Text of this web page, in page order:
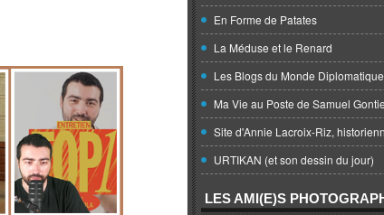
En Forme de Patates
La Méduse et le Renard
Les Blogs du Monde Diplomatique
Ma Vie au Poste de Samuel
Site d'Annie Lacroix-Riz,
URTIKAN (et son dessin du jour)
LES AMI(E)S